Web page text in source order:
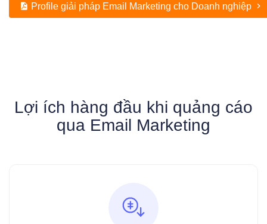
Profile giải pháp Email Marketing cho Doanh nghiệp
Lợi ích hàng đầu khi quảng cáo
qua Email Marketing